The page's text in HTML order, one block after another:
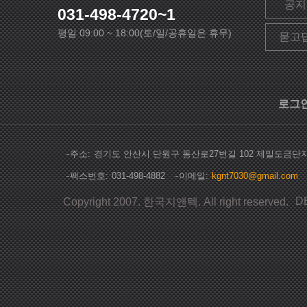
031-498-4720~1
평일 09:00 ~ 18:00(토/일/공휴일은 휴무)
공
묻고
로그
주소 경기도 안산시 단원구 동산로27번길 102 제일도금단
팩스번호 031-498-4882 이메일 kgnt7030@gmail.com
Copyright 2007. 한국지앤텍. All right reserved.